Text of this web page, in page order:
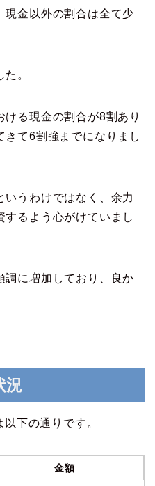
現金以外の割合は全て少
。
る現金の割合が8割あり
きて6割強までになりまし
うわけではなく、余力
するよう心がけていまし
調に増加しており、良か
況
下の通りです。
金額